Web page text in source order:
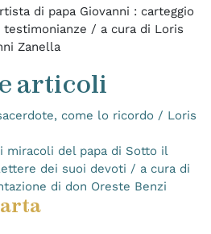
di papa Giovanni : carteggio
/ a cura di Loris
Zanella
articoli
come lo ricordo / Loris
miracoli del papa di Sotto il
dei suoi devoti / a cura di
di don Oreste Benzi